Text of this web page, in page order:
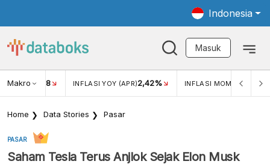
Indonesia
Masuk
Makro
USD/IDR 18 INFLASI YOY (APR)2,42% INFLASI MOM (APR)
Home Data Stories Pasar
PASAR
Saham Tesla Terus Anjlok Sejak Elon Musk